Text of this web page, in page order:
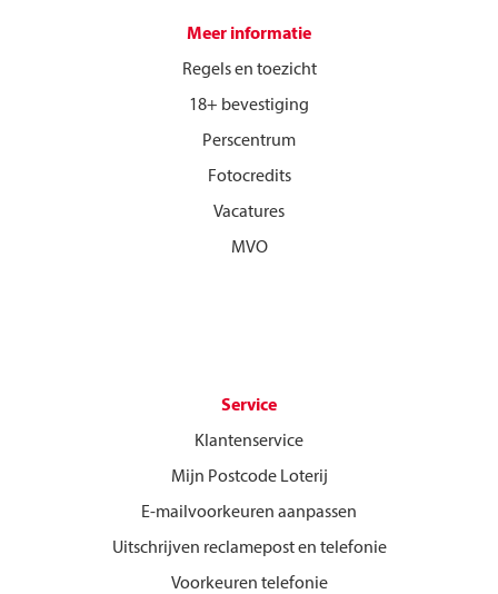
Meer informatie
Regels en toezicht
18+ bevestiging
Perscentrum
Fotocredits
Vacatures
MVO
Service
Klantenservice
Mijn Postcode Loterij
E-mailvoorkeuren aanpassen
Uitschrijven reclamepost en telefonie
Voorkeuren telefonie